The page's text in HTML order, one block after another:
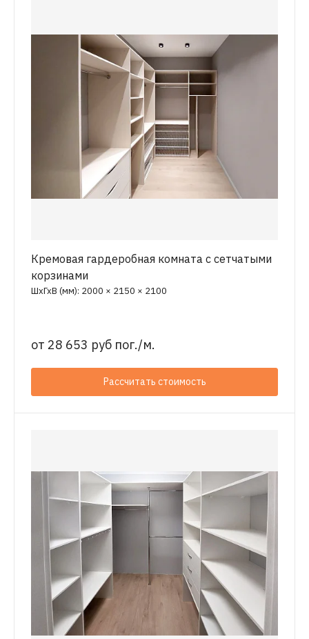
Кремовая гардеробная комната с сетчатыми
корзинами
ШхГхВ (мм): 2000 × 2150 × 2100
от 28 653 руб пог./м.
Рассчитать стоимость